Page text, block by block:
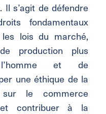
Il s’agit de défendre
fondamentaux
lois du marché,
production plus
et de
une éthique de la
sur le commerce
contribuer à la